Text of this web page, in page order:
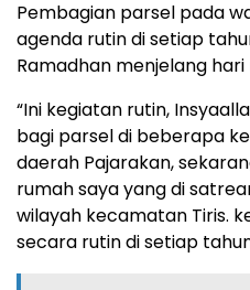
Pembagian parsel pada
agenda rutin di setiap
Ramadhan menjelang hari
“Ini kegiatan rutin,
bagi parsel di beberapa
daerah Pajarakan,
rumah saya yang di
wilayah kecamatan Tiris.
secara rutin di setiap